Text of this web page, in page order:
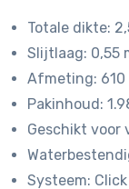
€
Totale dikte:
Slijtlaag: 0,55
Afmeting: 610
Pakinhoud:
Geschikt voor
Systeem: Click